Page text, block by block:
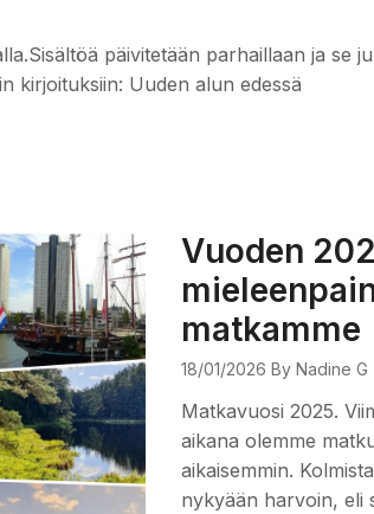
päivitetään parhaillaan ja se
kirjoituksiin: Uuden alun edessä
Vuoden
matkamme
18/01/2026 By Nadine G
Matkavuosi 2025.
aikana olemme
aikaisemmin.
nykyään harvoin, eli